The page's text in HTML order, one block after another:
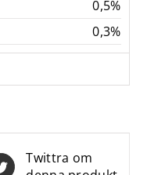
0,5%
0,3%
Twittra om